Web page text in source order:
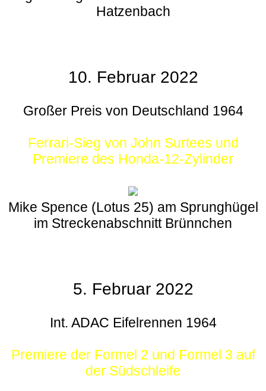
Hatzenbach
10. Februar 2022
Großer Preis von Deutschland 1964
Ferrari-Sieg von John Surtees und
Premiere des Honda-12-Zylinder
Mike Spence (Lotus 25) am Sprunghügel
im Streckenabschnitt Brünnchen
5. Februar 2022
Int. ADAC Eifelrennen 1964
Premiere der Formel 2 und Formel 3 auf
der Südschleife